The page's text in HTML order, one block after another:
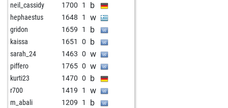
neil_cassidy 1700 1 b
hephaestus 1648 1 w
gridon 1659 1 b
kaissa 1651 0 b
sarah_24 1463 0 w
piffero 1765 0 w
kurti23 1470 0 b
r700 1419 1 w
m_abali 1209 1 b